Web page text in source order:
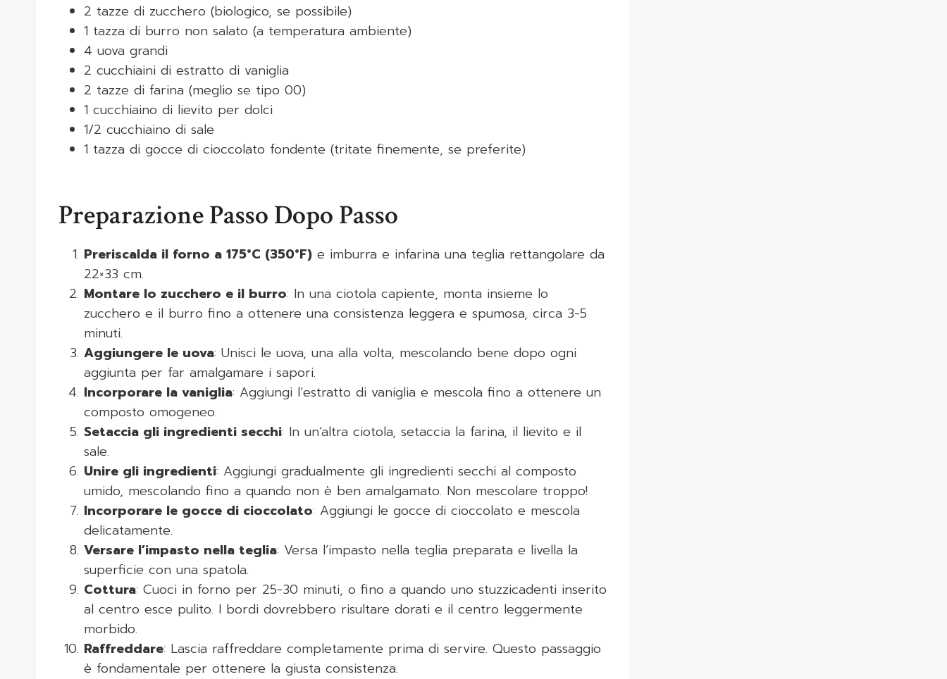
2 tazze di zucchero (biologico, se possibile)
1 tazza di burro non salato (a temperatura ambiente)
4 uova grandi
2 cucchiaini di estratto di vaniglia
2 tazze di farina (meglio se tipo 00)
1 cucchiaino di lievito per dolci
1/2 cucchiaino di sale
1 tazza di gocce di cioccolato fondente (tritate finemente, se preferite)
Preparazione Passo Dopo Passo
Preriscalda il forno a 175°C (350°F) e imburra e infarina una teglia rettangolare da
22×33 cm.
Montare lo zucchero e il burro: In una ciotola capiente, monta insieme lo
zucchero e il burro fino a ottenere una consistenza leggera e spumosa, circa 3-5
minuti.
Aggiungere le uova: Unisci le uova, una alla volta, mescolando bene dopo ogni
aggiunta per far amalgamare i sapori.
Incorporare la vaniglia: Aggiungi l’estratto di vaniglia e mescola fino a ottenere un
composto omogeneo.
Setaccia gli ingredienti secchi: In un’altra ciotola, setaccia la farina, il lievito e il
sale.
Unire gli ingredienti: Aggiungi gradualmente gli ingredienti secchi al composto
umido, mescolando fino a quando non è ben amalgamato. Non mescolare troppo!
Incorporare le gocce di cioccolato: Aggiungi le gocce di cioccolato e mescola
delicatamente.
Versare l’impasto nella teglia: Versa l’impasto nella teglia preparata e livella la
superficie con una spatola.
Cottura: Cuoci in forno per 25-30 minuti, o fino a quando uno stuzzicadenti inserito
al centro esce pulito. I bordi dovrebbero risultare dorati e il centro leggermente
morbido.
Raffreddare: Lascia raffreddare completamente prima di servire. Questo passaggio
è fondamentale per ottenere la giusta consistenza.